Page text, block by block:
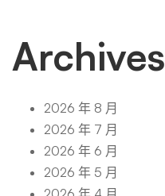
Archives
2026 年 8 月
2026 年 7 月
2026 年 6 月
2026 年 5 月